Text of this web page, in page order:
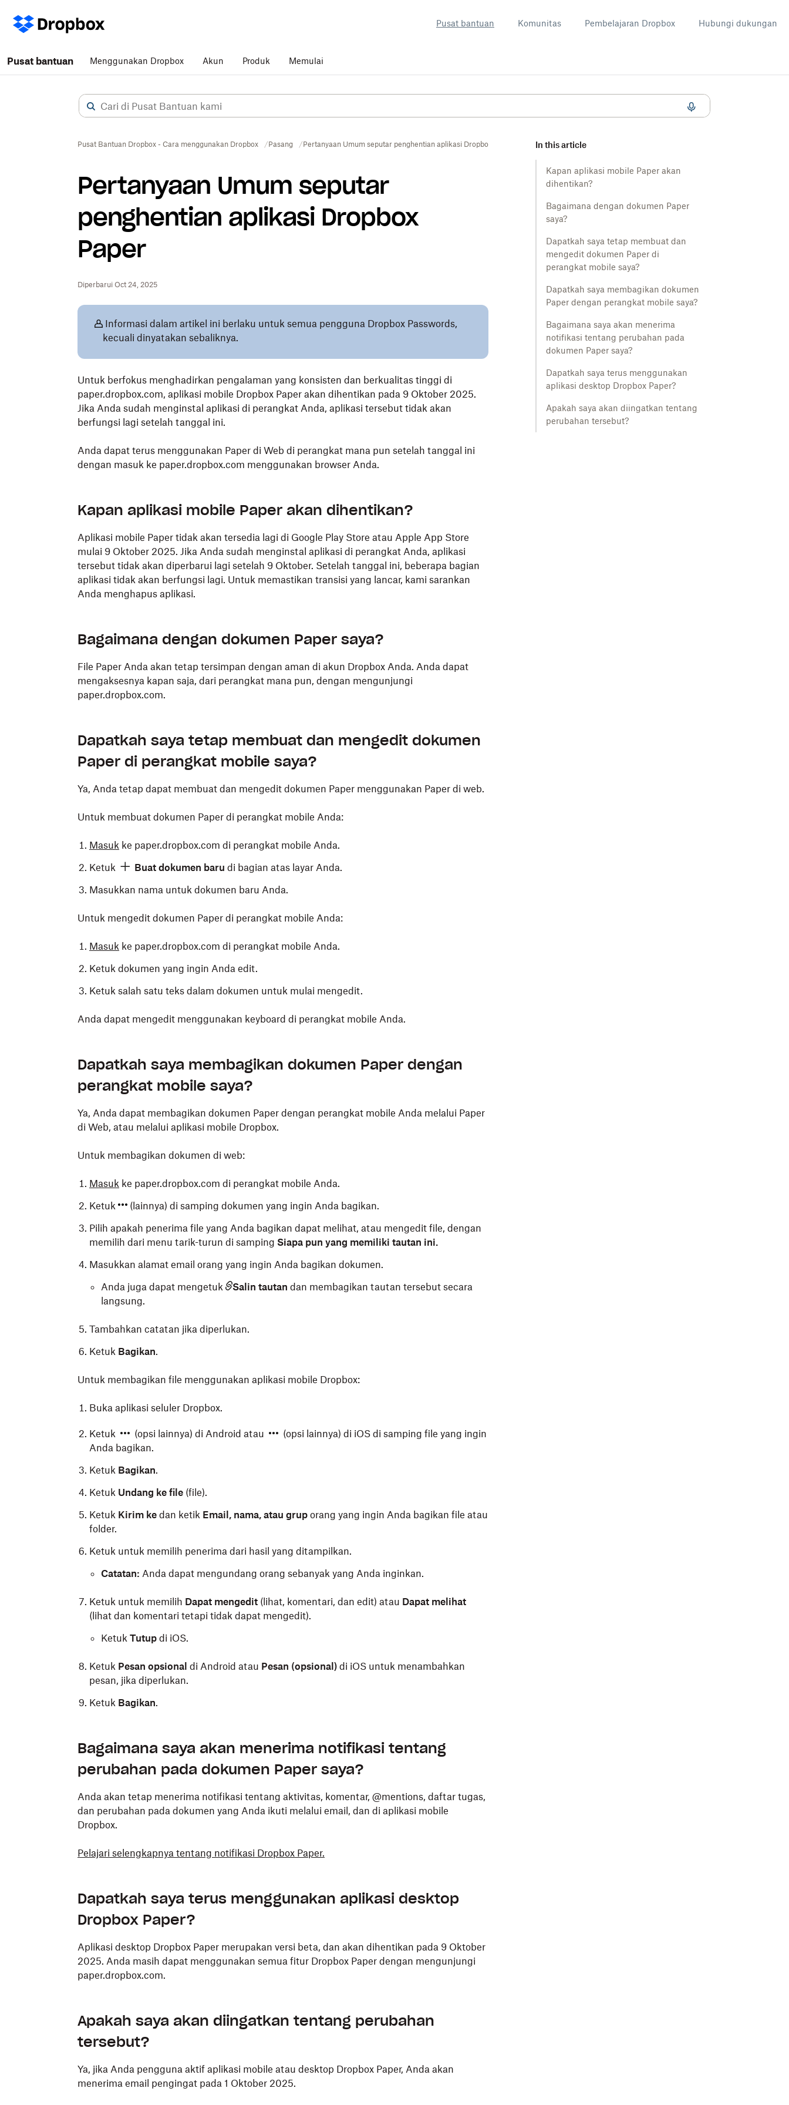
Pusat bantuan Komunitas Pembelajaran Dropbox Hubungi dukungan
Pusat bantuan Menggunakan Dropbox Akun Produk Memulai
Pusat Bantuan Dropbox - Cara menggunakan Dropbox Pasang Pertanyaan Umum seputar penghentian aplikasi Dropbox Paper
Pertanyaan Umum seputar
penghentian aplikasi Dropbox
Paper
Diperbarui Oct 24, 2025
In this article
Kapan aplikasi mobile Paper akan
dihentikan?
Bagaimana dengan dokumen Paper
saya?
Dapatkah saya tetap membuat dan
mengedit dokumen Paper di
perangkat mobile saya?
Dapatkah saya membagikan dokumen
Paper dengan perangkat mobile saya?
Bagaimana saya akan menerima
notifikasi tentang perubahan pada
dokumen Paper saya?
Dapatkah saya terus menggunakan
aplikasi desktop Dropbox Paper?
Apakah saya akan diingatkan tentang
perubahan tersebut?
Informasi dalam artikel ini berlaku untuk semua pengguna Dropbox Passwords,
kecuali dinyatakan sebaliknya.
Untuk berfokus menghadirkan pengalaman yang konsisten dan berkualitas tinggi di
paper.dropbox.com, aplikasi mobile Dropbox Paper akan dihentikan pada 9 Oktober 2025.
Jika Anda sudah menginstal aplikasi di perangkat Anda, aplikasi tersebut tidak akan
berfungsi lagi setelah tanggal ini.
Anda dapat terus menggunakan Paper di Web di perangkat mana pun setelah tanggal ini
dengan masuk ke paper.dropbox.com menggunakan browser Anda.
Kapan aplikasi mobile Paper akan dihentikan?
Aplikasi mobile Paper tidak akan tersedia lagi di Google Play Store atau Apple App Store
mulai 9 Oktober 2025. Jika Anda sudah menginstal aplikasi di perangkat Anda, aplikasi
tersebut tidak akan diperbarui lagi setelah 9 Oktober. Setelah tanggal ini, beberapa bagian
aplikasi tidak akan berfungsi lagi. Untuk memastikan transisi yang lancar, kami sarankan
Anda menghapus aplikasi.
Bagaimana dengan dokumen Paper saya?
File Paper Anda akan tetap tersimpan dengan aman di akun Dropbox Anda. Anda dapat
mengaksesnya kapan saja, dari perangkat mana pun, dengan mengunjungi
paper.dropbox.com.
Dapatkah saya tetap membuat dan mengedit dokumen
Paper di perangkat mobile saya?
Ya, Anda tetap dapat membuat dan mengedit dokumen Paper menggunakan Paper di web.
Untuk membuat dokumen Paper di perangkat mobile Anda:
Masuk ke paper.dropbox.com di perangkat mobile Anda.
Ketuk
Buat dokumen baru di bagian atas layar Anda.
Masukkan nama untuk dokumen baru Anda.
Untuk mengedit dokumen Paper di perangkat mobile Anda:
Masuk ke paper.dropbox.com di perangkat mobile Anda.
Ketuk dokumen yang ingin Anda edit.
Ketuk salah satu teks dalam dokumen untuk mulai mengedit.
Anda dapat mengedit menggunakan keyboard di perangkat mobile Anda.
Dapatkah saya membagikan dokumen Paper dengan
perangkat mobile saya?
Ya, Anda dapat membagikan dokumen Paper dengan perangkat mobile Anda melalui Paper
di Web, atau melalui aplikasi mobile Dropbox.
Untuk membagikan dokumen di web:
Masuk ke paper.dropbox.com di perangkat mobile Anda.
Ketuk
(lainnya) di samping dokumen yang ingin Anda bagikan.
Pilih apakah penerima file yang Anda bagikan dapat melihat, atau mengedit file, dengan
memilih dari menu tarik-turun di samping Siapa pun yang memiliki tautan ini.
Masukkan alamat email orang yang ingin Anda bagikan dokumen.
Anda juga dapat mengetuk
Salin tautan dan membagikan tautan tersebut secara
langsung.
Tambahkan catatan jika diperlukan.
Ketuk Bagikan.
Untuk membagikan file menggunakan aplikasi mobile Dropbox:
Buka aplikasi seluler Dropbox.
Ketuk (opsi lainnya) di Android atau
(opsi lainnya) di iOS di samping file yang ingin
Anda bagikan.
Ketuk Bagikan.
Ketuk Undang ke file (file).
Ketuk Kirim ke dan ketik Email, nama, atau grup orang yang ingin Anda bagikan file atau
folder.
Ketuk untuk memilih penerima dari hasil yang ditampilkan.
Catatan: Anda dapat mengundang orang sebanyak yang Anda inginkan.
Ketuk untuk memilih Dapat mengedit (lihat, komentari, dan edit) atau Dapat melihat
(lihat dan komentari tetapi tidak dapat mengedit).
Ketuk Tutup di iOS.
Ketuk Pesan opsional di Android atau Pesan (opsional) di iOS untuk menambahkan
pesan, jika diperlukan.
Ketuk Bagikan.
Bagaimana saya akan menerima notifikasi tentang
perubahan pada dokumen Paper saya?
Anda akan tetap menerima notifikasi tentang aktivitas, komentar, @mentions, daftar tugas,
dan perubahan pada dokumen yang Anda ikuti melalui email, dan di aplikasi mobile
Dropbox.
Pelajari selengkapnya tentang notifikasi Dropbox Paper.
Dapatkah saya terus menggunakan aplikasi desktop
Dropbox Paper?
Aplikasi desktop Dropbox Paper merupakan versi beta, dan akan dihentikan pada 9 Oktober
2025. Anda masih dapat menggunakan semua fitur Dropbox Paper dengan mengunjungi
paper.dropbox.com.
Apakah saya akan diingatkan tentang perubahan
tersebut?
Ya, jika Anda pengguna aktif aplikasi mobile atau desktop Dropbox Paper, Anda akan
menerima email pengingat pada 1 Oktober 2025.